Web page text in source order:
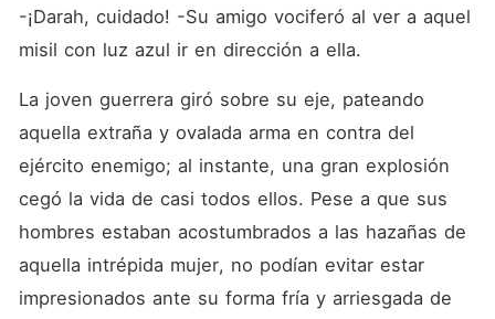
-¡Darah, cuidado! -Su amigo vociferó al ver a aquel
misil con luz azul ir en dirección a ella.
La joven guerrera giró sobre su eje, pateando
aquella extraña y ovalada arma en contra del
ejército enemigo; al instante, una gran explosión
cegó la vida de casi todos ellos. Pese a que sus
hombres estaban acostumbrados a las hazañas de
aquella intrépida mujer, no podían evitar estar
impresionados ante su forma fría y arriesgada de